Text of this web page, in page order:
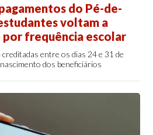
do Pé-de-
voltam a
frequência escolar
entre os dias 24 e 31 de
dos beneficiários